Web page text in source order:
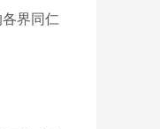
界同仁